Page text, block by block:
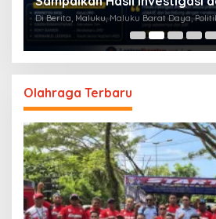
Di Berita, Maluku Barat Daya, Politik, Religi
Olahraga Terbaru